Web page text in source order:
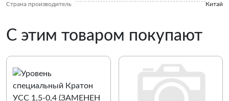
Страна производитель
Китай
С этим товаром покупают